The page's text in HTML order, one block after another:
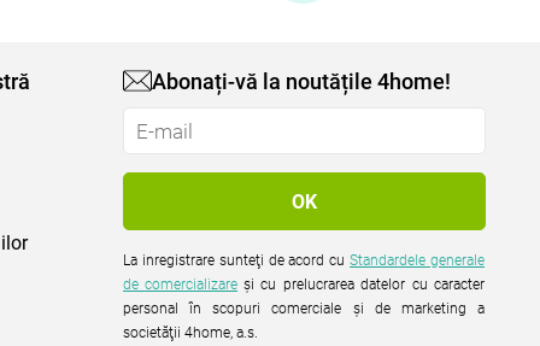
Abonați-vă la noutățile 4home!
La inregistrare sunteţi de acord cuStandardele generale
de comercializare şi cu prelucrarea datelor cu caracter
personal în scopuri comerciale şi de marketing a
societăţii 4home, a.s.